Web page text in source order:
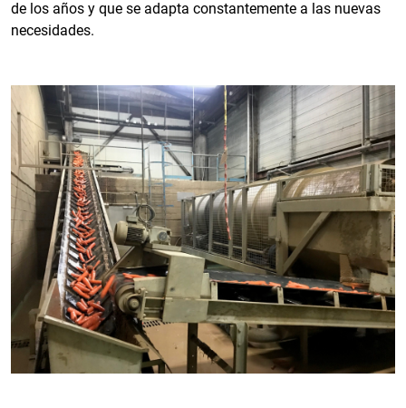
de los años y que se adapta constantemente a las nuevas
necesidades.